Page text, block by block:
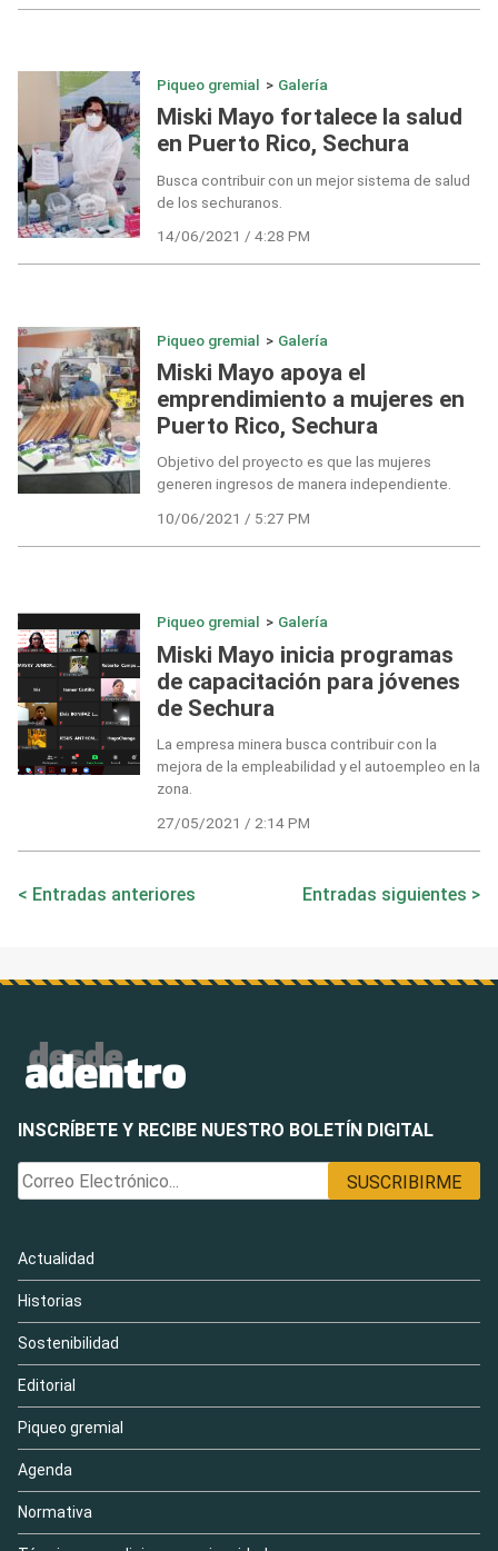
Piqueo gremial > Galería
Miski Mayo fortalece la salud
en Puerto Rico, Sechura
Busca contribuir con un mejor sistema de salud
de los sechuranos.
14/06/2021 / 4:28 PM
Piqueo gremial > Galería
Miski Mayo apoya el
emprendimiento a mujeres en
Puerto Rico, Sechura
Objetivo del proyecto es que las mujeres
generen ingresos de manera independiente.
10/06/2021 / 5:27 PM
Piqueo gremial > Galería
Miski Mayo inicia programas
de capacitación para jóvenes
de Sechura
La empresa minera busca contribuir con la
mejora de la empleabilidad y el autoempleo en la
zona.
27/05/2021 / 2:14 PM
Navegación
Entradas anteriores Entradas siguientes
INSCRÍBETE Y RECIBE NUESTRO BOLETÍN DIGITAL
Actualidad
Historias
Sostenibilidad
Editorial
Piqueo gremial
Agenda
Normativa